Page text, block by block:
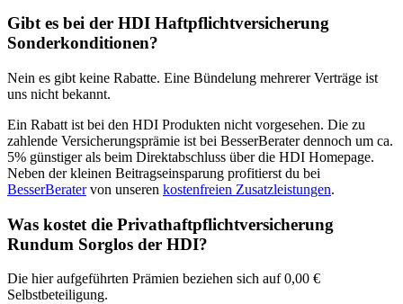
Gibt es bei der HDI Haftpflichtversicherung
Sonderkonditionen?
Nein es gibt keine Rabatte. Eine Bündelung mehrerer Verträge ist
uns nicht bekannt.
Ein Rabatt ist bei den HDI Produkten nicht vorgesehen. Die zu
zahlende Versicherungsprämie ist bei BesserBerater dennoch um ca.
5% günstiger als beim Direktabschluss über die HDI Homepage.
Neben der kleinen Beitragseinsparung profitierst du bei
BesserBeratervon unseren kostenfreien Zusatzleistungen.
Was kostet die Privathaftpflichtversicherung
Rundum Sorglos der HDI?
Die hier aufgeführten Prämien beziehen sich auf 0,00 €
Selbstbeteiligung.